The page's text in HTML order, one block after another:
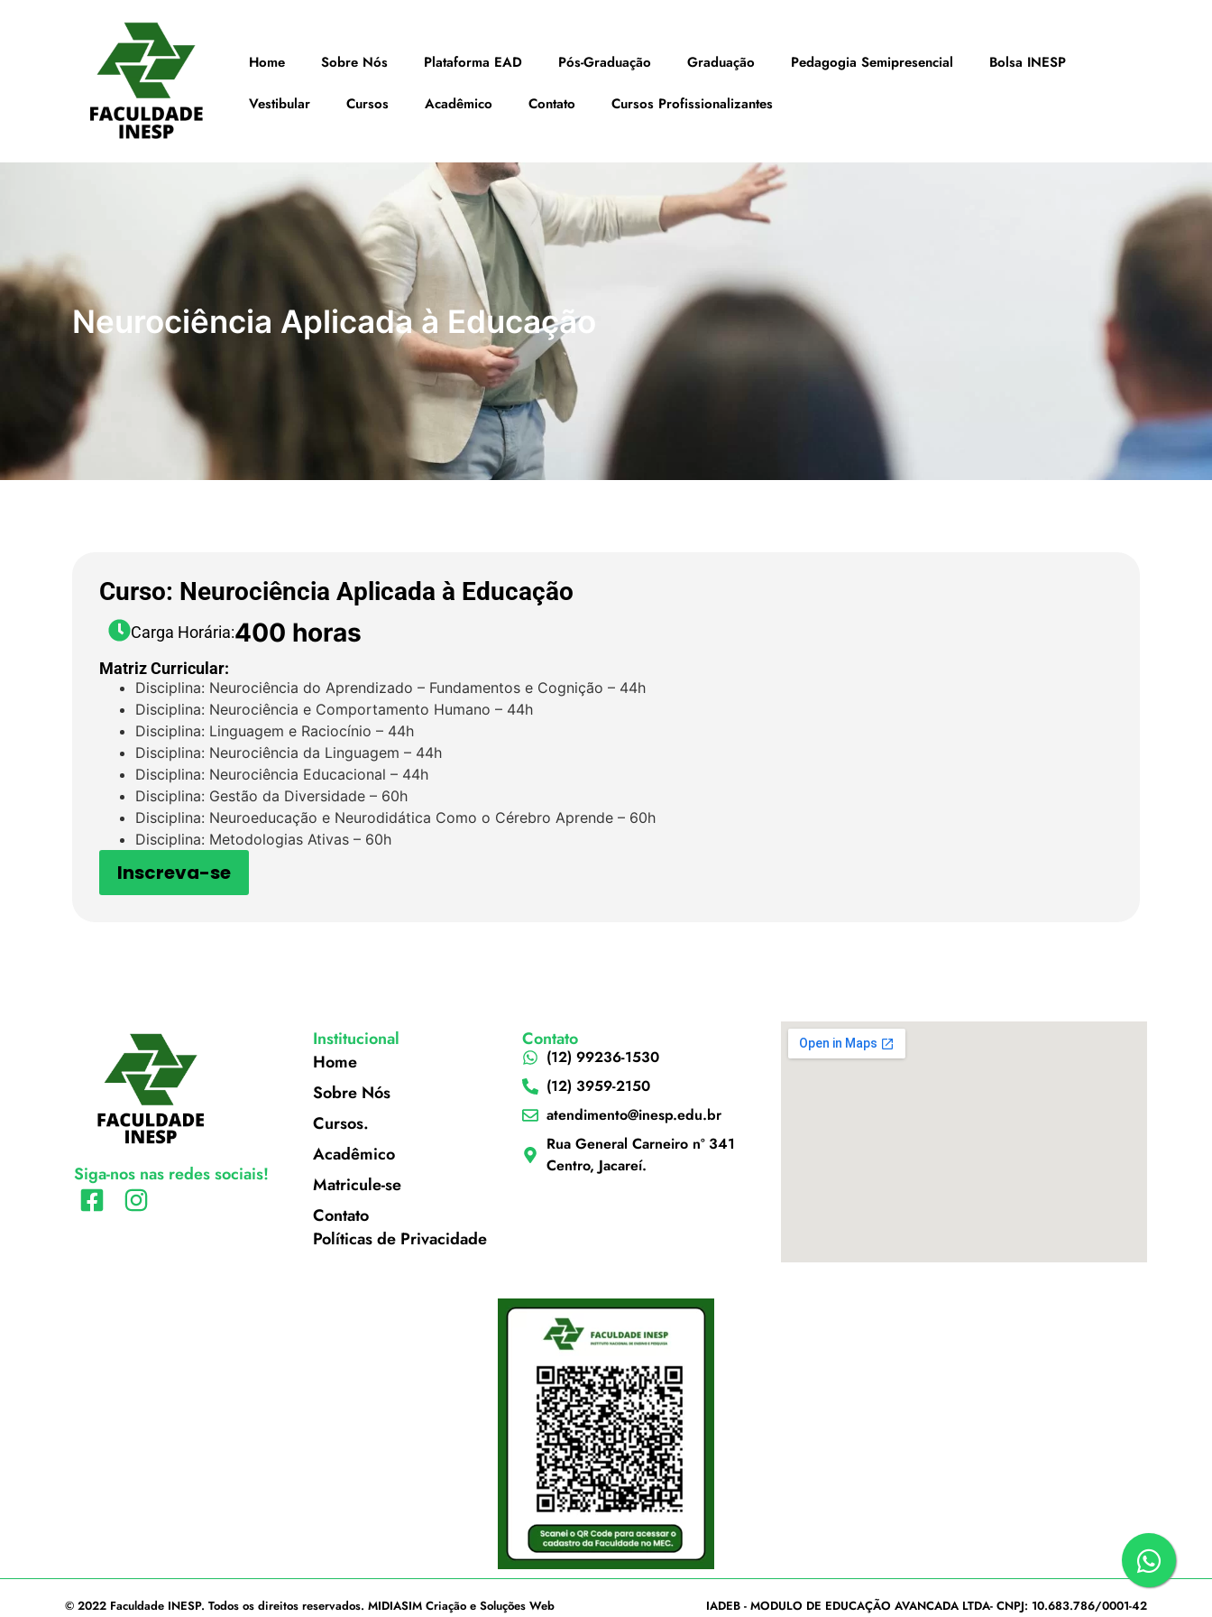
Home Sobre Nós Plataforma EAD Pós-Graduação Graduação Pedagogia Semipresencial Bolsa INESP
Vestibular Cursos Acadêmico Contato Cursos Profissionalizantes
Neurociência Aplicada à Educação
Curso: Neurociência Aplicada à Educação
Carga Horária:400 horas
Matriz Curricular:
Disciplina: Neurociência do Aprendizado – Fundamentos e Cognição – 44h
Disciplina: Neurociência e Comportamento Humano – 44h
Disciplina: Linguagem e Raciocínio – 44h
Disciplina: Neurociência da Linguagem – 44h
Disciplina: Neurociência Educacional – 44h
Disciplina: Gestão da Diversidade – 60h
Disciplina: Neuroeducação e Neurodidática Como o Cérebro Aprende – 60h
Disciplina: Metodologias Ativas – 60h
Inscreva-se
Siga-nos nas redes sociais!
Institucional
Home
Sobre Nós
Cursos.
Acadêmico
Matricule-se
Contato
Políticas de Privacidade
Contato
(12) 99236-1530
(12) 3959-2150
atendimento@inesp.edu.br
Rua General Carneiro nº 341
Centro, Jacareí.
© 2022 Faculdade INESP. Todos os direitos reservados. MIDIASIM Criação e Soluções Web IADEB - MODULO DE EDUCAÇÃO AVANCADA LTDA- CNPJ: 10.683.786/0001-42